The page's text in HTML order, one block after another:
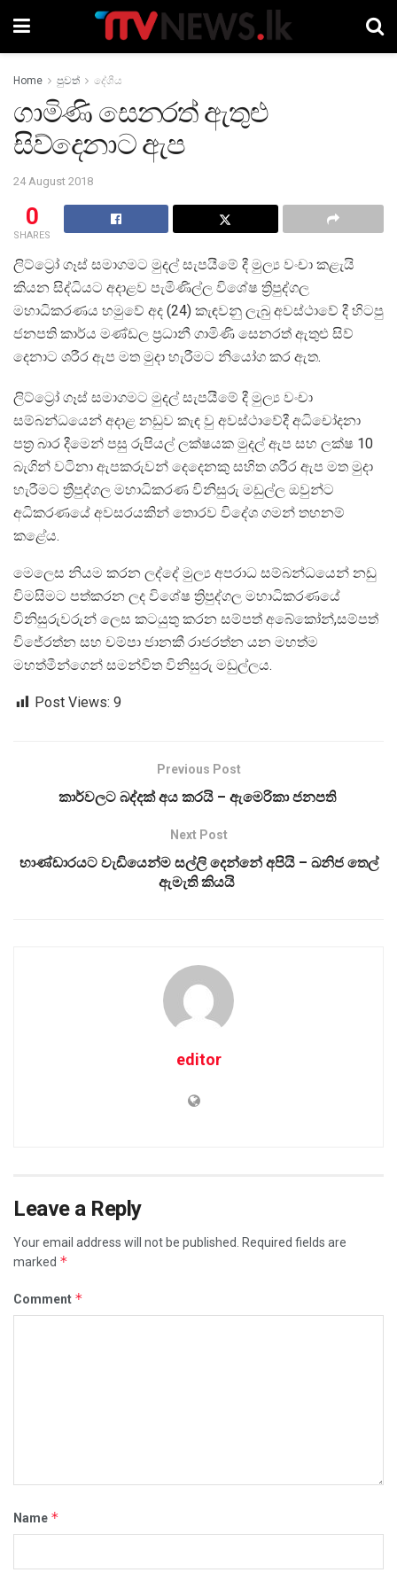
Home පුවත් දේශීය
ගාමිණි සෙනරත් ඇතුළු
සිව්දෙනාට ඇප
24 August 2018
0
SHARES
ලිට්ට්‍රෝ ගෑස් සමාගමට මුදල් සැපයීමේ දී මුල්‍ය වංචා කළැයි
කියන සිද්ධියට අදාළව පැමිණිල්ල විශේෂ ත්‍රිපුද්ගල
මහාධිකරණය හමුවේ අද (24) කැඳවනු ලැබු අවස්ථාවේ දී හිටපු
ජනපති කාර්ය මණ්ඩල ප්‍රධානී ගාමිණි සෙනරත් ඇතුළු සිව්
දෙනාට ශරීර ඇප මත මුදා හැරීමට නියෝග කර ඇත.
ලිට්ට්‍රෝ ගෑස් සමාගමට මුදල් සැපයීමේ දී මුල්‍ය වංචා
සම්බන්ධයෙන් අදාළ නඩුව කැඳ වු අවස්ථාවේදී අධිචෝදනා
පත්‍ර බාර දීමෙන් පසු රුපියල් ලක්ෂයක මුදල් ඇප සහ ලක්ෂ 10
බැගින් වටිනා ඇපකරුවන් දෙදෙනකු සහිත ශරීර ඇප මත මුදා
හැරීමට ත්‍රීපුද්ගල මහාධිකරණ විනිසුරු මඩුල්ල ඔවුන්ට
අධිකරණයේ අවසරයකින් තොරව විදේශ ගමන් තහනම්
කළේය.
මෙලෙස නියම කරන ලද්දේ මුල්‍ය අපරාධ සම්බන්ධයෙන් නඩු
විමසිමට පත්කරන ලද විශේෂ ත්‍රිපුද්ගල මහාධිකරණයේ
විනිසුරුවරුන් ලෙස කටයුතු කරන සම්පත් අබේකෝන්,සම්පත්
විජේරත්න සහ චම්පා ජානකී රාජරත්න යන මහත්ම
මහත්මීන්ගෙන් සමන්විත විනිසුරු මඩුල්ලය.
Post Views: 9
Previous Post
කාර්වලට බද්දක් අය කරයි – ඇමෙරිකා ජනපති
Next Post
භාණ්ඩාරයට වැඩියෙන්ම සල්ලි දෙන්නේ අපියි – ඛනිජ තෙල්
ඇමැති කියයි
editor
Leave a Reply
Your email address will not be published.
Required fields are
marked *
Comment *
Name *